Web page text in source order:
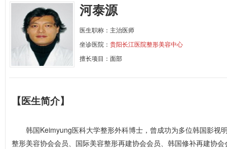
河泰源
医生职称：主治医师
坐诊医院： 贵阳长江医院整形美容中心
擅长项目： 面部
【医生简介】
韩国Keimyung医科大学整形外科博士，曾成功为多位韩国影视
整形美容协会会员、国际美容整形再建协会会员、韩国修补再建协